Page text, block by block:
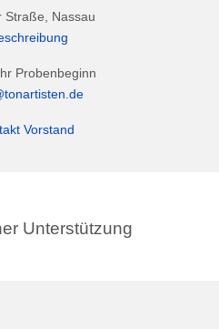
Straße, Nassau
Probenbeginn
Vorstand
Unterstützung